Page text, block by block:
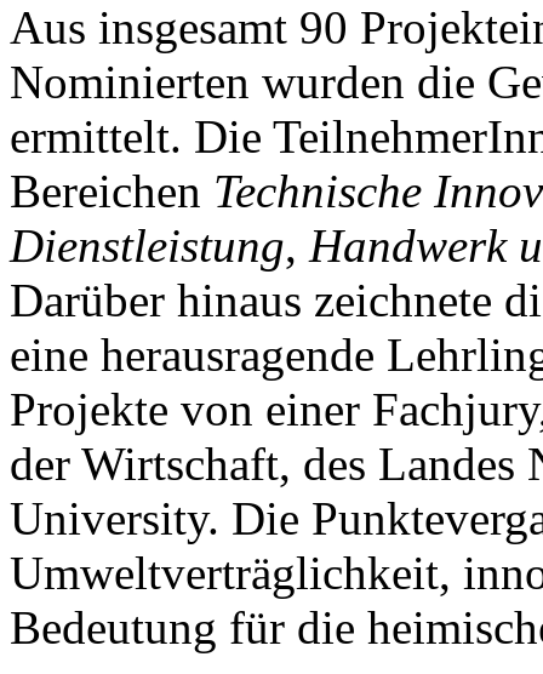
Aus insgesamt 90
Nominierten wurden die
ermittelt. Die
Bereichen Technische
Dienstleistung, Handwerk
Darüber hinaus zeichnete
eine herausragende
Projekte von einer
der Wirtschaft, des
University. Die
Umweltverträglichkeit,
Bedeutung für die